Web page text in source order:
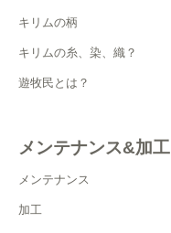
キリムの柄
キリムの糸、染、織？
遊牧民とは？
メンテナンス&加工
メンテナンス
加工